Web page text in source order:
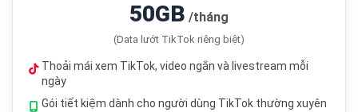
50GB /tháng
(Data lướt TikTok riêng biệt)
Thoải mái xem TikTok, video ngắn và livestream mỗi
ngày
Gói tiết kiệm dành cho người dùng TikTok thường xuyên